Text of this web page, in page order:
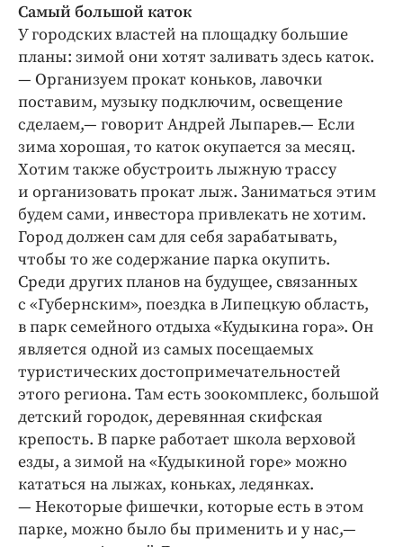
Самый большой каток
У городских властей на площадку большие
планы: зимой они хотят заливать здесь каток.
— Организуем прокат коньков, лавочки
поставим, музыку подключим, освещение
сделаем,— говорит Андрей Лыпарев.— Если
зима хорошая, то каток окупается за месяц.
Хотим также обустроить лыжную трассу
и организовать прокат лыж. Заниматься этим
будем сами, инвестора привлекать не хотим.
Город должен сам для себя зарабатывать,
чтобы то же содержание парка окупить.
Среди других планов на будущее, связанных
с «Губернским», поездка в Липецкую область,
в парк семейного отдыха «Кудыкина гора». Он
является одной из самых посещаемых
туристических достопримечательностей
этого региона. Там есть зоокомплекс, большой
детский городок, деревянная скифская
крепость. В парке работает школа верховой
езды, а зимой на «Кудыкиной горе» можно
кататься на лыжах, коньках, ледянках.
— Некоторые фишечки, которые есть в этом
парке, можно было бы применить и у нас,—